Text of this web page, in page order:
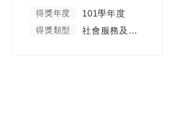
得獎年度 101學年度
得獎類型 社會服務及彰顯天主教精神類